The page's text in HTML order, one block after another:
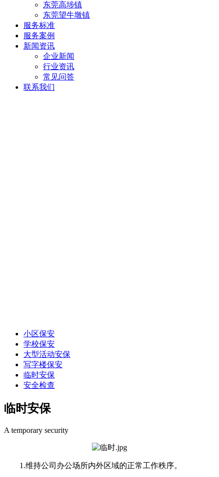
东莞高埗镇
东莞望牛墩镇
服务标准
服务案例
新闻资讯
企业新闻
行业资讯
常见问答
联系我们
小区保安
学校保安
大型活动安保
写字楼保安
临时安保
安全检查
临时安保
A temporary security
1.维持公司办公场所内外区域的正常工作秩序。